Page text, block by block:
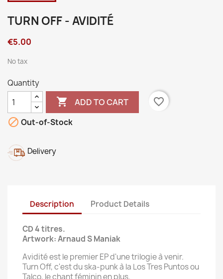
TURN OFF - AVIDITÉ
€5.00
No tax
Quantity
 ADD TO CART
favorite_border
 Out-of-Stock
Delivery
Description Product Details
CD 4 titres.
Artwork: Arnaud S Maniak
Avidité est le premier EP d'une trilogie à venir.
Turn Off, c'est du ska-punk à la Los Tres Puntos ou
Talco, le chant féminin en plus.